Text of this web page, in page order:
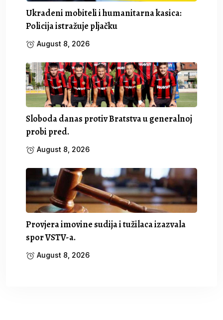
Ukradeni mobiteli i humanitarna kasica:
Policija istražuje pljačku
August 8, 2026
Sloboda danas protiv Bratstva u generalnoj
probi pred.
August 8, 2026
Provjera imovine sudija i tužilaca izazvala
spor VSTV-a.
August 8, 2026